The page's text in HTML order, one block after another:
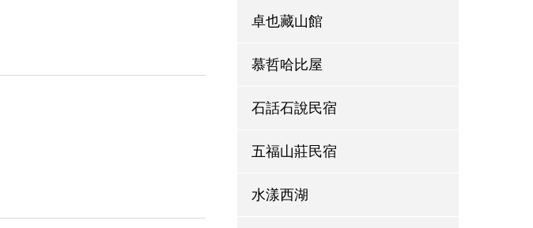
卓也藏山館
慕哲哈比屋
石話石說民宿
五福山莊民宿
水漾西湖